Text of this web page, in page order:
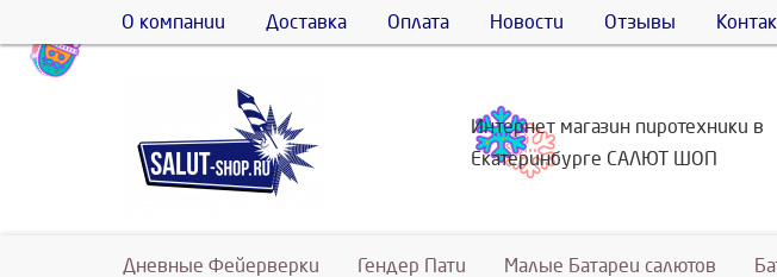
О компании Доставка Оплата Новости Отзывы
Интернет магазин пиротехники в
Екатеринбурге САЛЮТ ШОП
Дневные Фейерверки Гендер Пати Малые Батареи салютов